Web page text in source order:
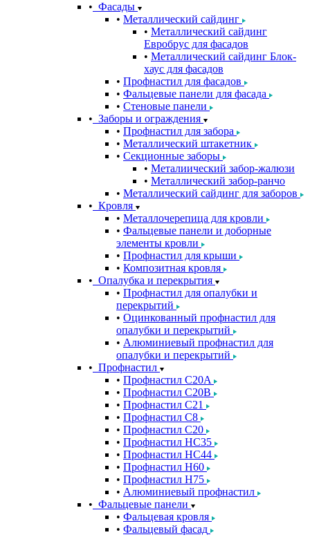
Фасады
Металлический сайдинг
Металлический сайдинг
Евробрус для фасадов
Металлический сайдинг Блок-
хаус для фасадов
Профнастил для фасадов
Фальцевые панели для фасада
Стеновые панели
Заборы и ограждения
Профнастил для забора
Металлический штакетник
Секционные заборы
Металиический забор-жалюзи
Металлический забор-ранчо
Металлический сайдинг для заборов
Кровля
Металлочерепица для кровли
Фальцевые панели и доборные
элементы кровли
Профнастил для крыши
Композитная кровля
Опалубка и перекрытия
Профнастил для опалубки и
перекрытий
Оцинкованный профнастил для
опалубки и перекрытий
Алюминиевый профнастил для
опалубки и перекрытий
Профнастил
Профнастил С20A
Профнастил С20B
Профнастил С21
Профнастил С8
Профнастил С20
Профнастил НС35
Профнастил НС44
Профнастил Н60
Профнастил Н75
Алюминиевый профнастил
Фальцевые панели
Фальцевая кровля
Фальцевый фасад